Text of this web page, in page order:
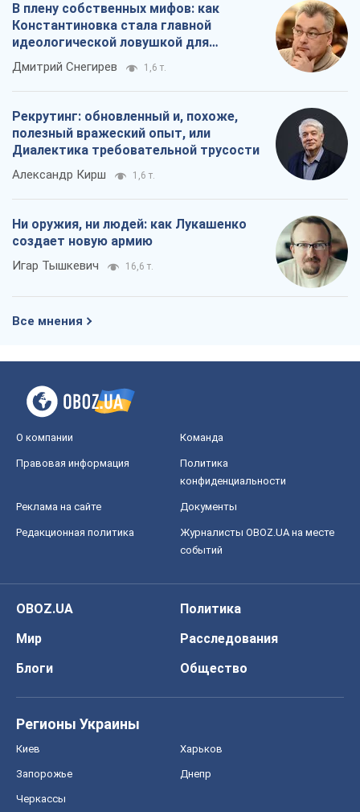
В плену собственных мифов: как
Константиновка стала главной
идеологической ловушкой для
российских оккупантов
Дмитрий Снегирев 1,6 т.
Рекрутинг: обновленный и, похоже,
полезный вражеский опыт, или
Диалектика требовательной трусости
Александр Кирш 1,6 т.
Ни оружия, ни людей: как Лукашенко
создает новую армию
Игар Тышкевич 16,6 т.
Все мнения
О компании Команда
Правовая информация
Политика
конфиденциальности
Реклама на сайте Документы
Редакционная политика
Журналисты OBOZ.UA на месте
событий
OBOZ.UA
Политика
Мир
Расследования
Блоги
Общество
Регионы Украины
Киев Харьков
Запорожье Днепр
Черкассы